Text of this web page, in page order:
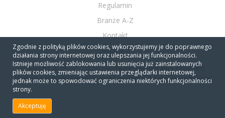
Zgodnie z polityką plików cookies, wykorzystujemy je do poprawnego
działania strony internetowej oraz ulepszania jej funkcjonalności.
Istnieje możliwość zablokowania lub usunięcia już zainstalowanych
plików cookies, zmieniając ustawienia przeglądarki internetowej,
jednak może to spowodować ograniczenia niektórych funkcjonalności
strony.
Akceptuję
Regulamin
Branże A-Z
Kontakt
Firmy A-Z
Copyright © 2010 - 2020 NeoBiznes.pl All rights reserved.
10 lecie katalogu NeoBiznes dziękujemy, że jesteście z nami!